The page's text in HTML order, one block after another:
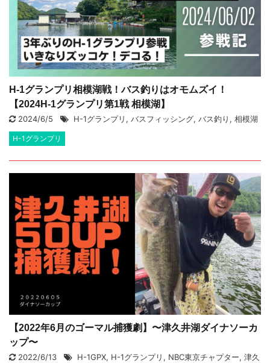
H-1グランプリ相模湖戦！バス釣りはオモムズイ！
【2024H-1グランプリ第1戦 相模湖】
2024/6/5 H-1グランプリ , バスフィッシング, バス釣り , 相模湖
H-1グランプリ
【2022年6月のゴーマル捕獲劇】〜津久井湖ダイナソーカ
ップ〜
2022/6/13 H-1GPX, H-1グランプリ , NBC東京チャプター, 津久